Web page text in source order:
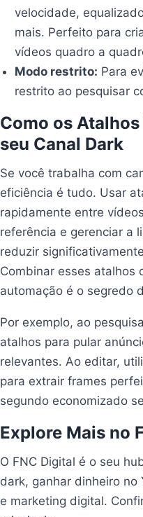
velocidade,
mais. Perfeito para
vídeos quadro a
Modo restrito: Para
restrito ao pesquisar
Como os
seu Canal Dark
Se você trabalha com
eficiência é tudo. Usar
rapidamente entre
referência e gerenciar a
reduzir
Combinar esses atalhos
automação é o segredo
Por exemplo, ao
atalhos para pular
relevantes. Ao editar,
para extrair frames
segundo economizado
Explore Mais no
O FNC Digital é o seu
dark, ganhar dinheiro no
e marketing digital.